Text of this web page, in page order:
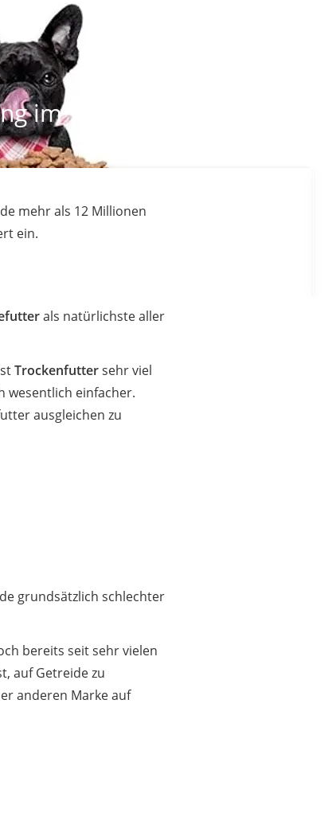
im Vergleich
mehr als 12 Millionen
ein.
als natürlichste aller
Trockenfuttersehr viel
wesentlich einfacher.
ausgleichen zu
grundsätzlich schlechter
bereits seit sehr vielen
auf Getreide zu
anderen Marke auf